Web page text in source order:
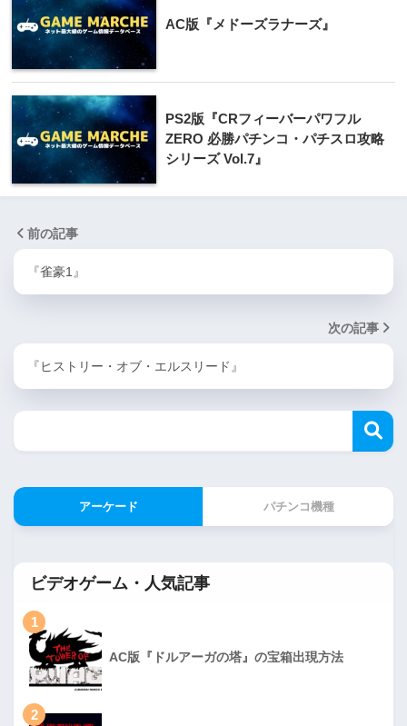
AC版『メドーズラナーズ』
PS2版『CRフィーバーパワフル
ZERO 必勝パチンコ・パチスロ攻略
シリーズ Vol.7』
前の記事
『雀豪1』
次の記事
『ヒストリー・オブ・エルスリード』
アーケード パチンコ機種
ビデオゲーム・人気記事
1
AC版『ドルアーガの塔』の宝箱出現方法
2